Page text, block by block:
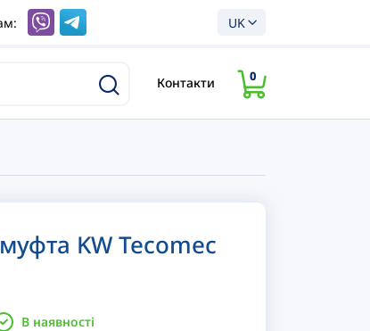
UK
Контакти 0
KW Tecomec
В наявності